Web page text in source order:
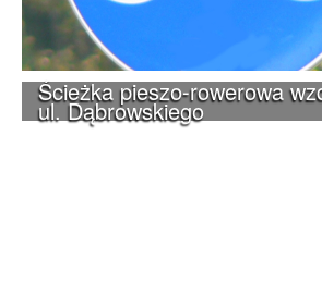
Ścieżka pieszo-rowerowa
ul. Dąbrowskiego